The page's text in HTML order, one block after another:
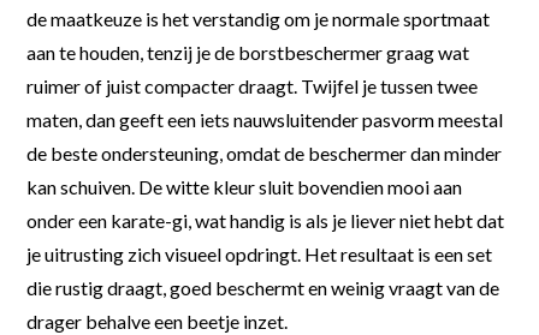
de maatkeuze is het verstandig om je normale sportmaat
aan te houden, tenzij je de borstbeschermer graag wat
ruimer of juist compacter draagt. Twijfel je tussen twee
maten, dan geeft een iets nauwsluitender pasvorm meestal
de beste ondersteuning, omdat de beschermer dan minder
kan schuiven. De witte kleur sluit bovendien mooi aan
onder een karate-gi, wat handig is als je liever niet hebt dat
je uitrusting zich visueel opdringt. Het resultaat is een set
die rustig draagt, goed beschermt en weinig vraagt van de
drager behalve een beetje inzet.